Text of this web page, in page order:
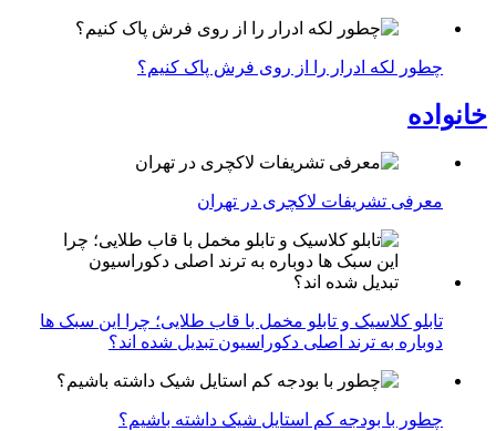
چطور لکه ادرار را از روی فرش پاک کنیم؟
خانواده
معرفی تشریفات لاکچری در تهران
تابلو کلاسیک و تابلو مخمل با قاب طلایی؛ چرا این سبک ها
دوباره به ترند اصلی دکوراسیون تبدیل شده اند؟
چطور با بودجه کم استایل شیک داشته باشیم؟